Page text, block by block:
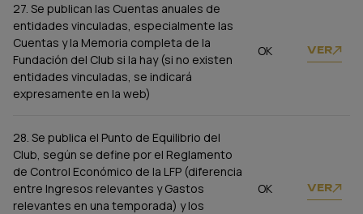
27. Se publican las Cuentas anuales de
entidades vinculadas, especialmente las
Cuentas y la Memoria completa de la
Fundación del Club si la hay (si no existen
entidades vinculadas, se indicará
expresamente en la web)
OK VER
28. Se publica el Punto de Equilibrio del
Club, según se define por el Reglamento
de Control Económico de la LFP (diferencia
entre Ingresos relevantes y Gastos
relevantes en una temporada) y los
OK VER